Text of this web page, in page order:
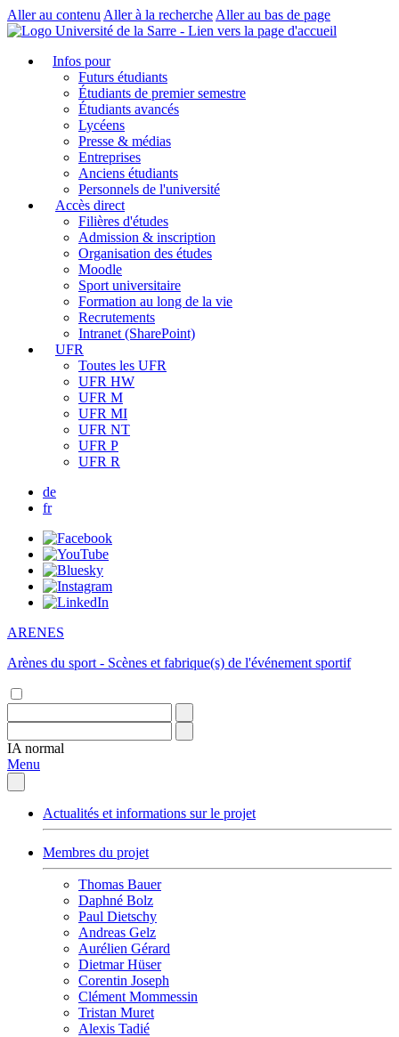
Aller au contenu Aller à la recherche Aller au bas de page
Infos pour
Futurs étudiants
Étudiants de premier semestre
Étudiants avancés
Lycéens
Presse & médias
Entreprises
Anciens étudiants
Personnels de l'université
Accès direct
Filières d'études
Admission & inscription
Organisation des études
Moodle
Sport universitaire
Formation au long de la vie
Recrutements
Intranet (SharePoint)
UFR
Toutes les UFR
UFR HW
UFR M
UFR MI
UFR NT
UFR P
UFR R
de
fr
ARENES
Arènes du sport - Scènes et fabrique(s) de l'événement sportif
IA normal
Menu
Actualités et informations sur le projet
Membres du projet
Thomas Bauer
Daphné Bolz
Paul Dietschy
Andreas Gelz
Aurélien Gérard
Dietmar Hüser
Corentin Joseph
Clément Mommessin
Tristan Muret
Alexis Tadié